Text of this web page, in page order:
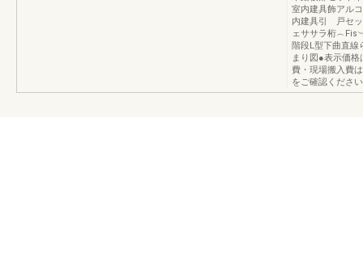
室内建具飾アル
内建具引 戸セッ
ェササラ桁
階段L型下曲直線
まり図●表示価
費・現場搬入費
をご確認くださ